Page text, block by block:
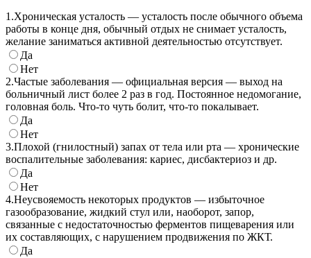
1.Хроническая усталость — усталость после обычного объема
работы в конце дня, обычный отдых не снимает усталость,
желание заниматься активной деятельностью отсутствует.
Да
Нет
2.Частые заболевания — официальная версия — выход на
больничный лист более 2 раз в год. Постоянное недомогание,
головная боль. Что-то чуть болит, что-то покалывает.
Да
Нет
3.Плохой (гнилостный) запах от тела или рта — хронические
воспалительные заболевания: кариес, дисбактериоз и др.
Да
Нет
4.Неусвояемость некоторых продуктов — избыточное
газообразование, жидкий стул или, наоборот, запор,
связанные с недостаточностью ферментов пищеварения или
их составляющих, с нарушением продвижения по ЖКТ.
Да